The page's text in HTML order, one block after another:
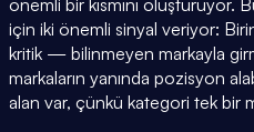
önemli bir kısmını oluşturuyor.
için iki önemli sinyal veriyor:
kritik — bilinmeyen markayla
markaların yanında pozisyon
alan var, çünkü kategori tek bir